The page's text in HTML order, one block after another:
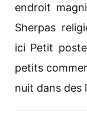
endroit
Sherpas
ici Petit
petits
nuit dans des